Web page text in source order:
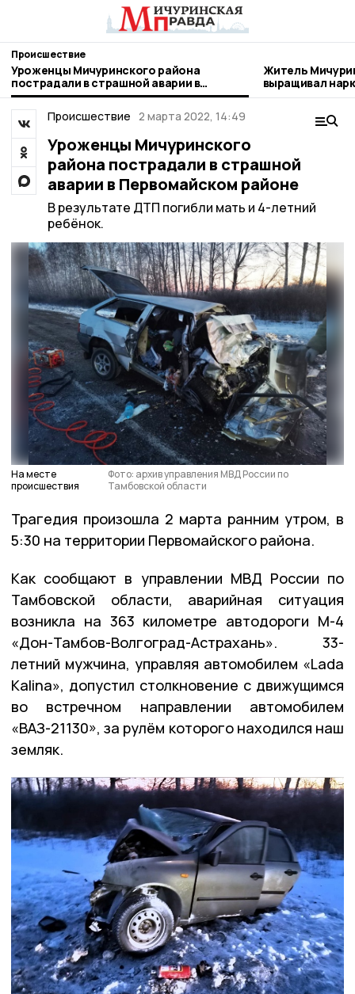
Происшествие
Уроженцы Мичуринского района
пострадали в страшной аварии в
Первомайском районе
Житель
выращивал
Происшествие 2 марта 2022, 14:49
Уроженцы Мичуринского
района пострадали в страшной
аварии в Первомайском районе
В результате ДТП погибли мать и 4-летний
ребёнок.
На месте
происшествия
Фото: архив управления МВД России по
Тамбовской области
Трагедия произошла 2 марта ранним утром, в
5:30 на территории Первомайского района.
Как сообщают в управлении МВД России по
Тамбовской области, аварийная ситуация
возникла на 363 километре автодороги М-4
«Дон-Тамбов-Волгоград-Астрахань». 33-
летний мужчина, управляя автомобилем «Lada
Kalina», допустил столкновение с движущимся
во встречном направлении автомобилем
«ВАЗ-21130», за рулём которого находился наш
земляк.